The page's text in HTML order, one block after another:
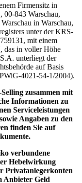
Firmensitz in
00-843 Warschau,
in Warschau,
unter der KRS-
mit einem
das in voller Höhe
unterliegt der
auf Basis
4021-54-1/2004).
zusammen mit
Informationen zu
Serviceleistungen
Angaben zu den
finden Sie auf
verbundene
Hebelwirkung
Privatanlegerkonten
Anbieter Geld